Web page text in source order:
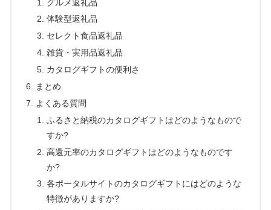
グルメ返礼品
体験型返礼品
セレクト食品返礼品
雑貨・実用品返礼品
カタログギフトの便利さ
まとめ
よくある質問
ふるさと納税のカタログギフトはどのようなもので
すか?
高還元率のカタログギフトはどのようなものです
か?
各ポータルサイトのカタログギフトにはどのような
特徴がありますか?